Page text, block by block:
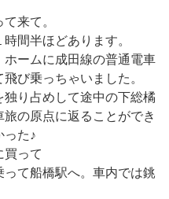
来て。
間半ほどあります。
ームに成田線の普通電車
び乗っちゃいました。
り占めして途中の下総橘
の原点に返ることができ
った♪
買って
て船橋駅へ。車内では銚